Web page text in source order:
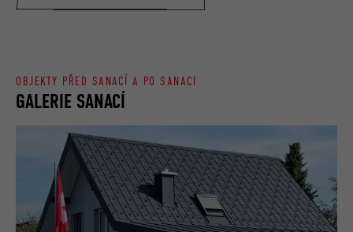
GALERIE SANACÍ
OBJEKTY PŘED SANACÍ A PO SANACI